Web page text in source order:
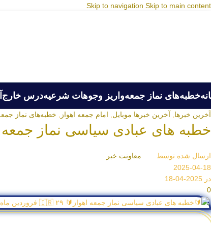
Skip to navigation Skip to main content
خطبه‌های نماز جمعهواریز وجوهات شرعیهدرس خارج
آخرین خبرها آخرین خبرها موبایل امام جمعه اهواز خطبه‌های نماز
خطبه های عبادی سیاسی نماز جمعه اهواز ۲۹ فروردین
ارسال شده توسط
معاونت خبر
2025-04-18
در 2025-04-18
0